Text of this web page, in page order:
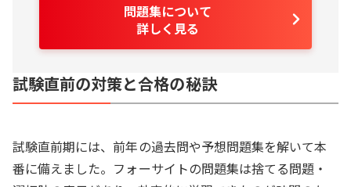
問題集について
詳しく見る
試験直前の対策と合格の秘訣
試験直前期には、前年の過去問や予想問題集を解いて本
番に備えました。フォーサイトの問題集は捨てる問題・